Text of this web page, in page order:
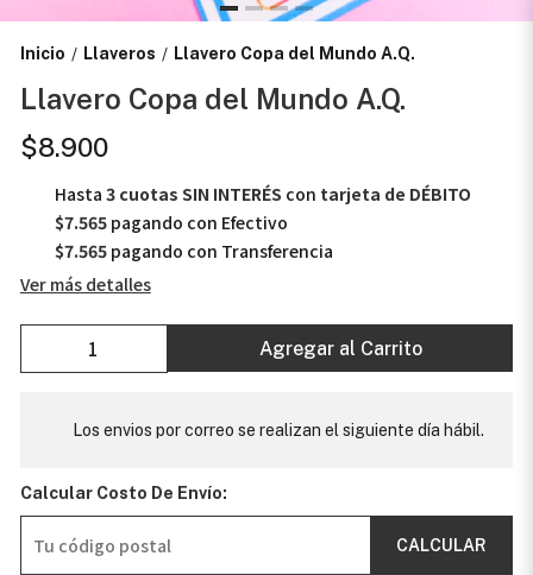
Inicio / Llaveros / Llavero Copa del Mundo A.Q.
Llavero Copa del Mundo A.Q.
$8.900
Hasta 3 cuotas SIN INTERÉS con tarjeta de DÉBITO
$7.565pagando con Efectivo
$7.565pagando con Transferencia
Ver más detalles
Agregar al Carrito
Los envios por correo se realizan el siguiente día hábil.
Calcular Costo De Envío:
CALCULAR